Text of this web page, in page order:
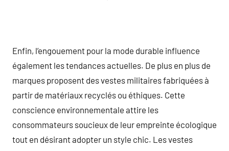
Enfin, l’engouement pour la mode durable influence
également les tendances actuelles. De plus en plus de
marques proposent des vestes militaires fabriquées à
partir de matériaux recyclés ou éthiques. Cette
conscience environnementale attire les
consommateurs soucieux de leur empreinte écologique
tout en désirant adopter un style chic. Les vestes